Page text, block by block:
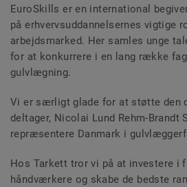
EuroSkills er en international
på erhvervsuddannelsernes vigtige
arbejdsmarked. Her samles unge
for at konkurrere i en lang række
gulvlægning.
Vi er særligt glade for at støtte den
deltager, Nicolai Lund Rehm-Brandt
repræsentere Danmark i
Hos Tarkett tror vi på at investere i
håndværkere og skabe de bedste